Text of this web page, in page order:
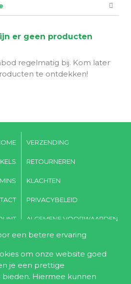
een betere ervaring
om onze website goed
je een prettige
Hiermee kunnen
er geen producten
regelmatig bij. Kom later
te ontdekken!
VERZENDING
RETOURNEREN
KLACHTEN
PRIVACYBELEID
ALGEMENE VOORWAARDEN
van Vits & Mins,
in één klik!
bij de eerste bestelling!